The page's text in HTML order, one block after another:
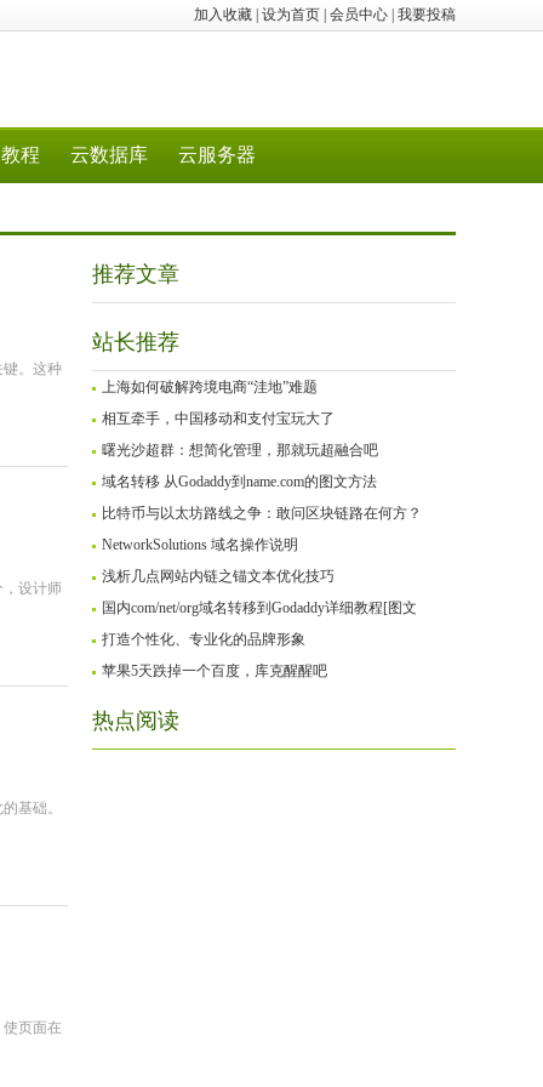
加入收藏 设为首页 会员中心 我要投稿
教程 云数据库 云服务器
。这种
设计师
基础。
页面在
推荐文章
站长推荐
上海如何破解跨境电商“洼地”难题
相互牵手，中国移动和支付宝玩大了
曙光沙超群：想简化管理，那就玩超融合吧
域名转移 从Godaddy到name.com的图文方法
比特币与以太坊路线之争：敢问区块链路在何方？
NetworkSolutions 域名操作说明
浅析几点网站内链之锚文本优化技巧
国内com/net/org域名转移到Godaddy详细教程[图文
打造个性化、专业化的品牌形象
苹果5天跌掉一个百度，库克醒醒吧
热点阅读